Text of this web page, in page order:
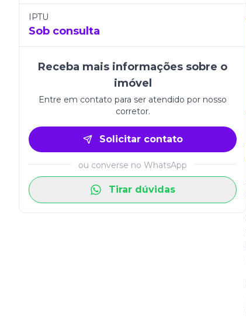
IPTU
Sob consulta
Receba mais informações sobre o
imóvel
Entre em contato para ser atendido por nosso
corretor.
Solicitar contato
ou converse no WhatsApp
Tirar dúvidas